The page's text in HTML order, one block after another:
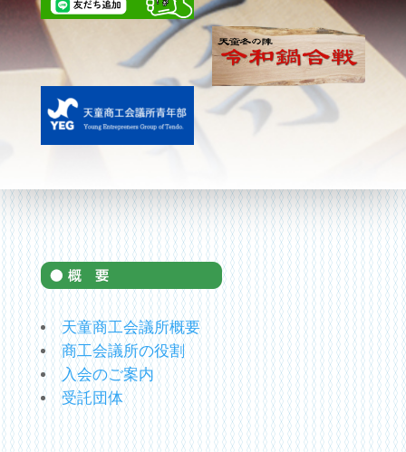
天童商工会議所概要
商工会議所の役割
入会のご案内
受託団体